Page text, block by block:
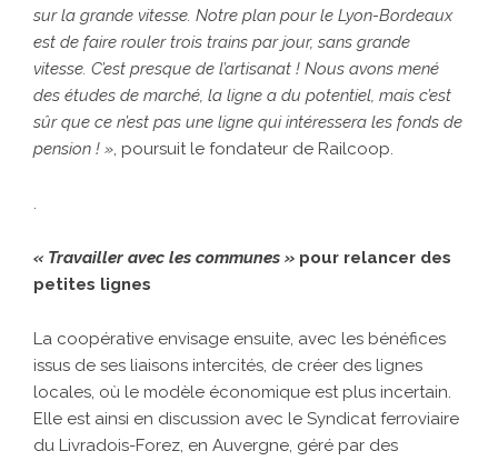
sur la grande vitesse. Notre plan pour le Lyon-Bordeaux
est de faire rouler trois trains par jour, sans grande
vitesse. C’est presque de l’artisanat ! Nous avons mené
des études de marché, la ligne a du potentiel, mais c’est
sûr que ce n’est pas une ligne qui intéressera les fonds de
pension ! », poursuit le fondateur de Railcoop.
.
« Travailler avec les communes » pour relancer des
petites lignes
La coopérative envisage ensuite, avec les bénéfices
issus de ses liaisons intercités, de créer des lignes
locales, où le modèle économique est plus incertain.
Elle est ainsi en discussion avec le Syndicat ferroviaire
du Livradois-Forez, en Auvergne, géré par des